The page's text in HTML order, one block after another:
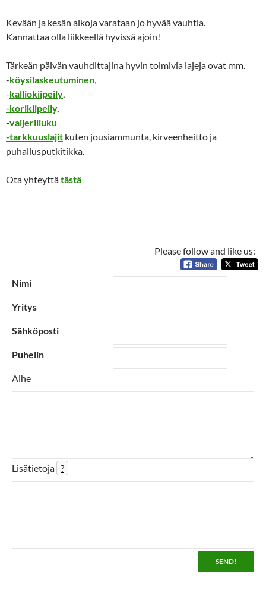
Kevään ja kesän aikoja varataan jo hyvää vauhtia.
Kannattaa olla liikkeellä hyvissä ajoin!
Tärkeän päivän vauhdittajina hyvin toimivia lajeja ovat mm.
-köysilaskeutuminen
-kalliokiipeily
-korikiipeily,
-vaijeriliuku
-tarkkuuslajit kuten jousiammunta, kirveenheitto ja
puhallusputkitikka.
Ota yhteyttätästä
Please follow and like us:
Nimi
Yritys
Sähköposti
Puhelin
Aihe
Lisätietoja ?